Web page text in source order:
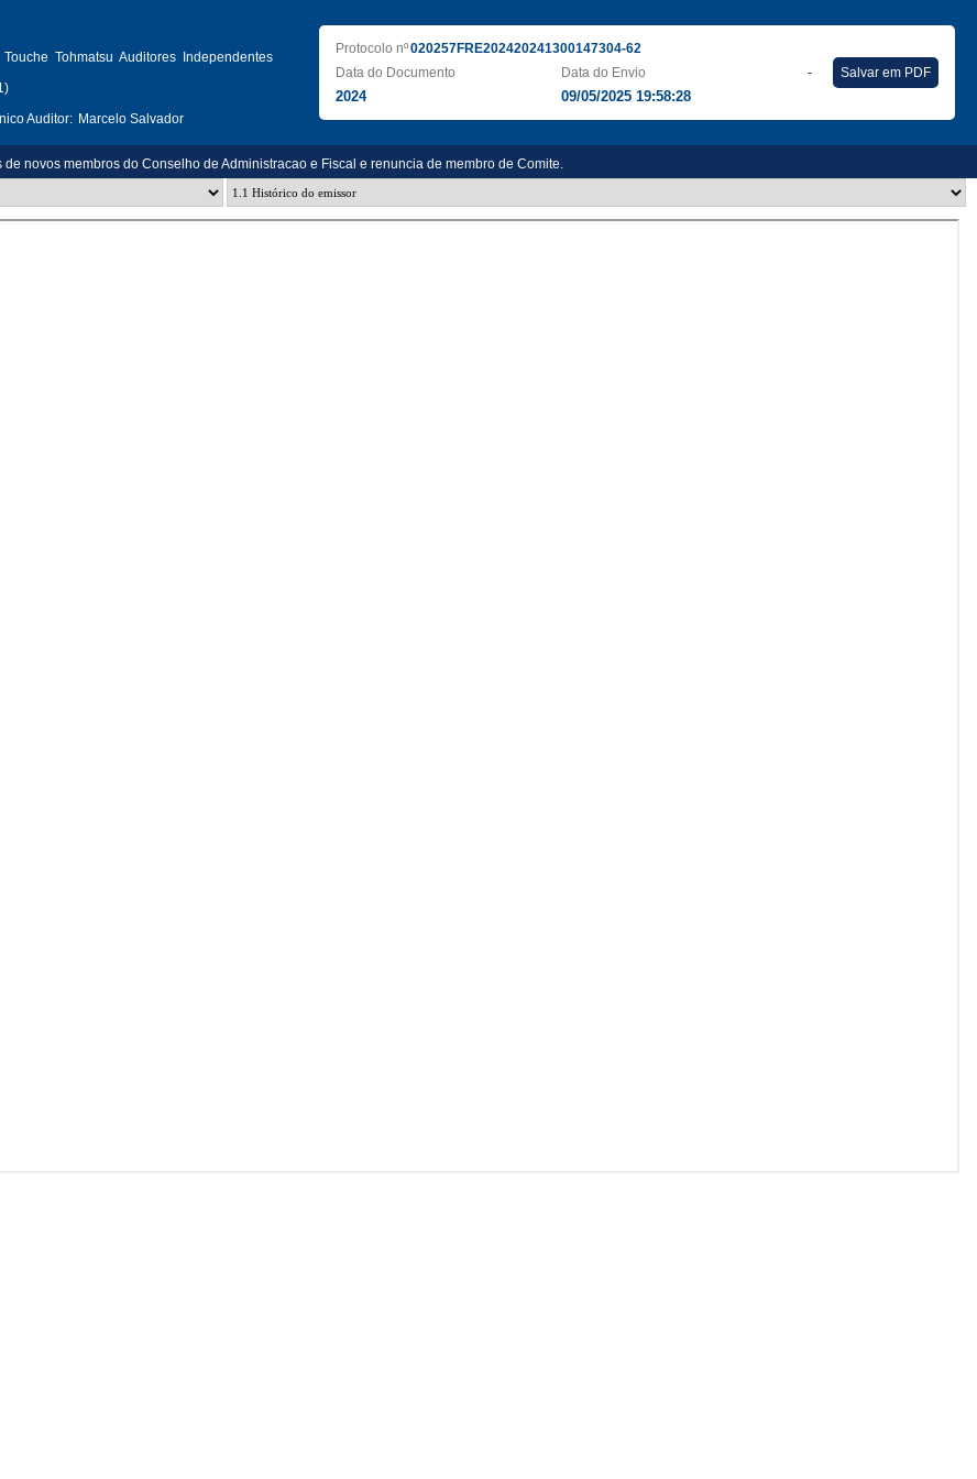
Touche Tohmatsu Auditores Independentes
Auditor: Marcelo Salvador
Protocolo nº020257FRE202420241300147304-62
Data do Documento
2024
Data do Envio
09/05/2025 19:58:28
- Salvar em PDF
de novos membros do Conselho de Administracao e Fiscal e renuncia de membro de Comite.